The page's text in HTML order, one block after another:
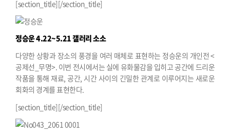
[section_title][/section_title]
정승운4.22~5.21 갤러리 소소
다양한 상황과 장소의 풍경을 여러 매체로 표현하는 정승운의 개인전 <
공제선_무명>. 이번 전시에서는 실에 유화물감을 입히고 공간에 드리운
작품을 통해 재료, 공간, 시간 사이의 긴밀한 관계로 이루어지는 새로운
회화의 경계를 표현한다.
[section_title][/section_title]